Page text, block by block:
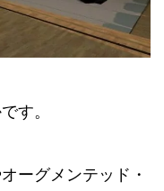
す。
ーグメンテッド・